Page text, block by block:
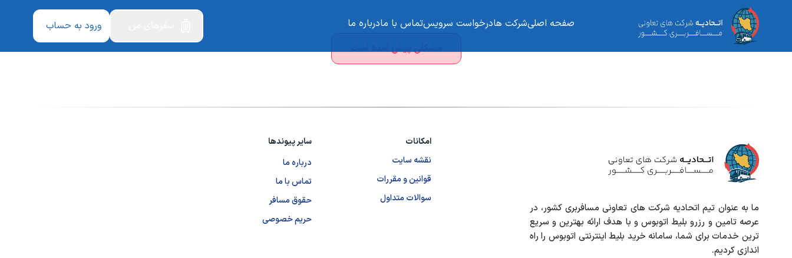
صفحه اصلیشرکت هادرخواست سرویستماس با مادرباره ما
ورود به حساب
مشکلی پیش آمده است
ما به عنوان تیم اتحادیه شرکت های تعاونی مسافربری کشور، در
عرصه تامین و رزرو بلیط اتوبوس و با هدف ارائه بهترین و سریع
ترین خدمات برای شما، سامانه خرید بلیط اینترنتی اتوبوس را راه
اندازی کردیم.
امکانات
نقشه سایت
قوانین و مقررات
سوالات متداول
سایر پیوندها
درباره ما
تماس با ما
حقوق مسافر
حریم خصوصی